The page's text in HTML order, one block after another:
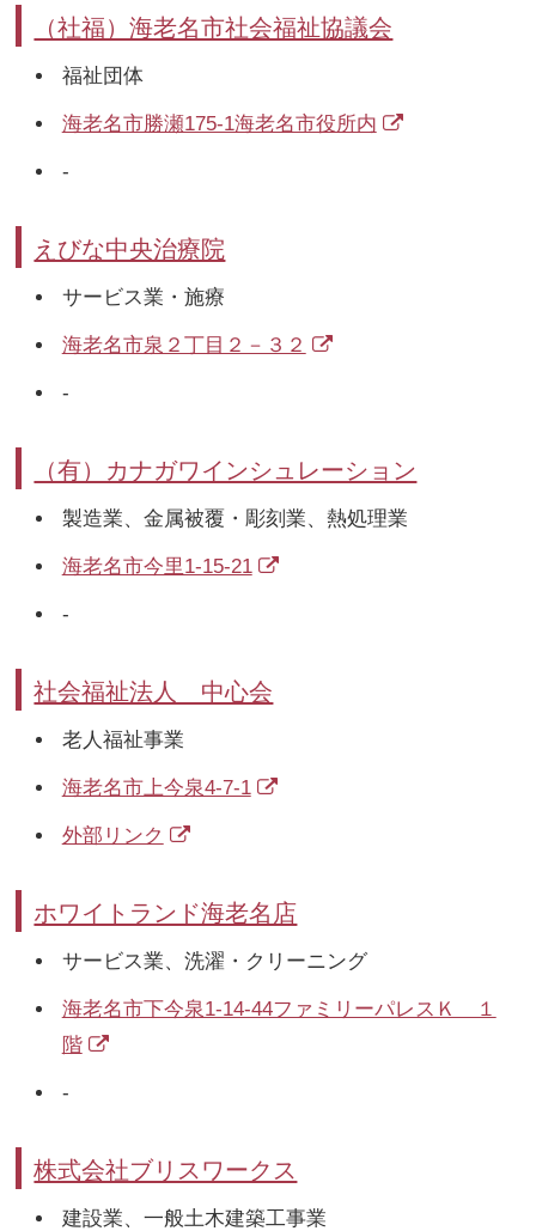
（社福）海老名市社会福祉協議会
福祉団体
海老名市勝瀬175-1海老名市役所内
-
えびな中央治療院
サービス業・施療
海老名市泉２丁目２－３２
-
（有）カナガワインシュレーション
製造業、金属被覆・彫刻業、熱処理業
海老名市今里1-15-21
-
社会福祉法人 中心会
老人福祉事業
海老名市上今泉4-7-1
外部リンク
ホワイトランド海老名店
サービス業、洗濯・クリーニング
海老名市下今泉1-14-44ファミリーパレスＫ １
階
-
株式会社ブリスワークス
建設業、一般土木建築工事業